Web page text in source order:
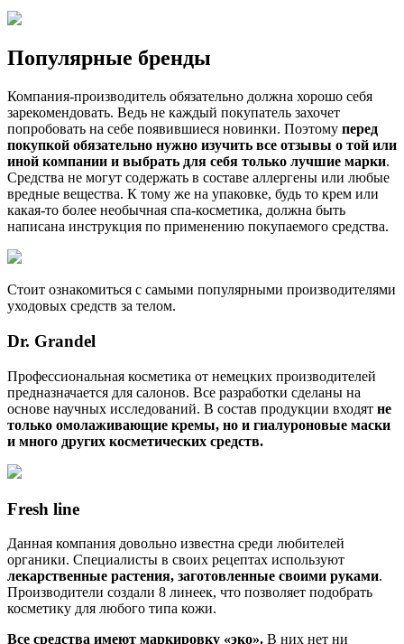
Популярные бренды
Компания-производитель обязательно должна хорошо себя
зарекомендовать. Ведь не каждый покупатель захочет
попробовать на себе появившиеся новинки. Поэтому перед
покупкой обязательно нужно изучить все отзывы о той или
иной компании и выбрать для себя только лучшие марки.
Средства не могут содержать в составе аллергены или любые
вредные вещества. К тому же на упаковке, будь то крем или
какая-то более необычная спа-косметика, должна быть
написана инструкция по применению покупаемого средства.
Стоит ознакомиться с самыми популярными производителями
уходовых средств за телом.
Dr. Grandel
Профессиональная косметика от немецких производителей
предназначается для салонов. Все разработки сделаны на
основе научных исследований. В состав продукции входят не
только омолаживающие кремы, но и гиалуроновые маски
и много других косметических средств.
Fresh line
Данная компания довольно известна среди любителей
органики. Специалисты в своих рецептах используют
лекарственные растения, заготовленные своими руками.
Производители создали 8 линеек, что позволяет подобрать
косметику для любого типа кожи.
Все средства имеют маркировку «эко». В них нет ни